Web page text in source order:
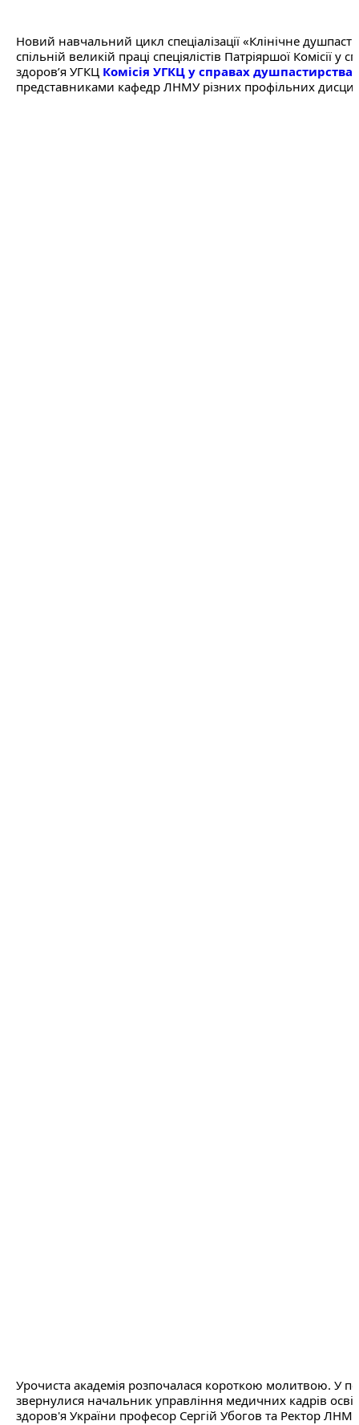
Новий навчальний цикл спеціалізації «Клінічне
спільній великій праці спеціялістів Патріяршої Комісії
здоров’я УГКЦ Комісія УГКЦ у справах
представниками кафедр ЛНМУ різних профільних
Урочиста академія розпочалася короткою молитвою. У
звернулися начальник управління медичних кадрів
здоров'я України професор Сергій Убогов та Ректор